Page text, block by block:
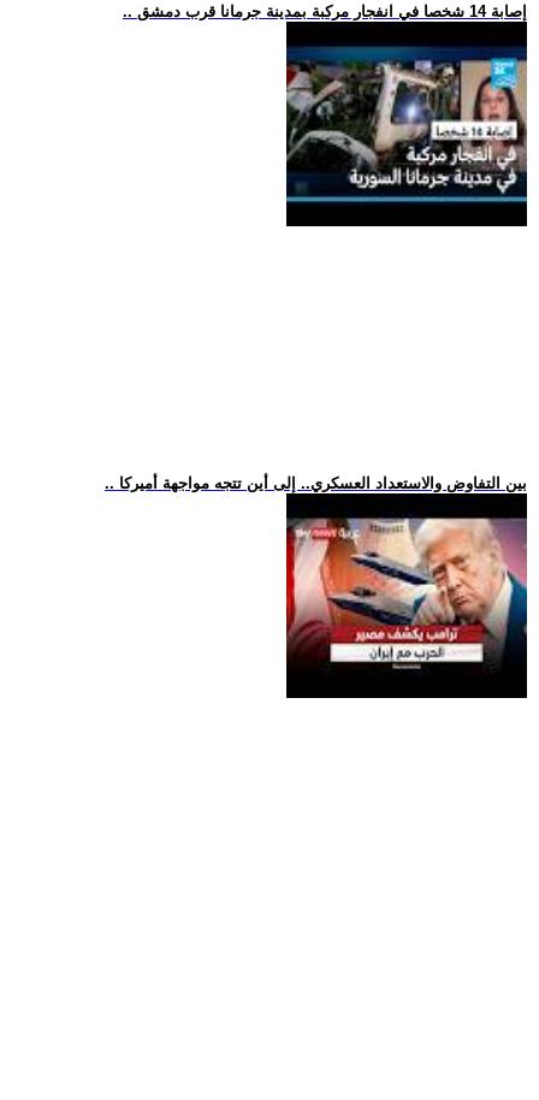
.. إصابة 14 شخصا في انفجار مركبة بمدينة جرمانا قرب دمشق
.. بين التفاوض والاستعداد العسكري.. إلى أين تتجه مواجهة أميركا